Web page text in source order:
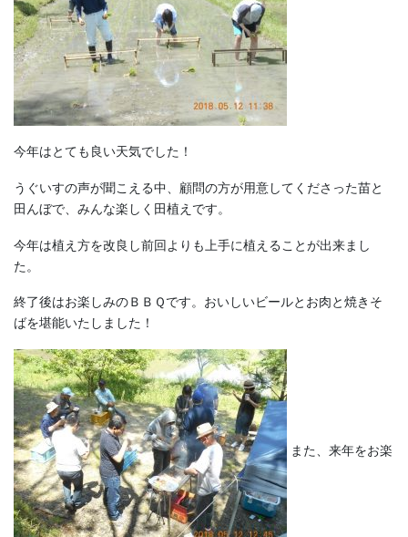
今年はとても良い天気でした！
うぐいすの声が聞こえる中、顧問の方が用意してくださった苗と
田んぼで、みんな楽しく田植えです。
今年は植え方を改良し前回よりも上手に植えることが出来まし
た。
終了後はお楽しみのＢＢＱです。おいしいビールとお肉と焼きそ
ばを堪能いたしました！
また、来年をお楽